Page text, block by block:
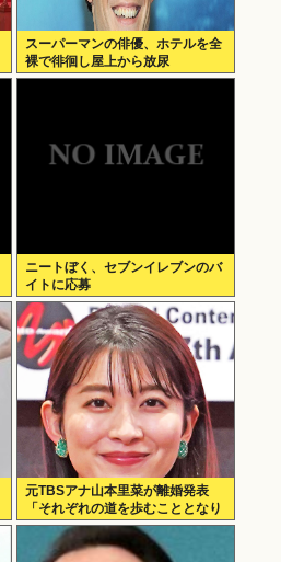
スーパーマンの俳優、ホテルを全
裸で徘徊し屋上から放尿
ニートぼく、セブンイレブンのバ
イトに応募
元TBSアナ山本里菜が離婚発表
「それぞれの道を歩むこととなり
ました」